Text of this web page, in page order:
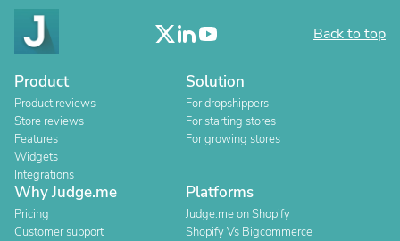
Back to top
Product
Product reviews
Store reviews
Features
Widgets
Integrations
Solution
For dropshippers
For starting stores
For growing stores
Why Judge.me
Pricing
Customer support
Platforms
Judge.me on Shopify
Shopify Vs Bigcommerce